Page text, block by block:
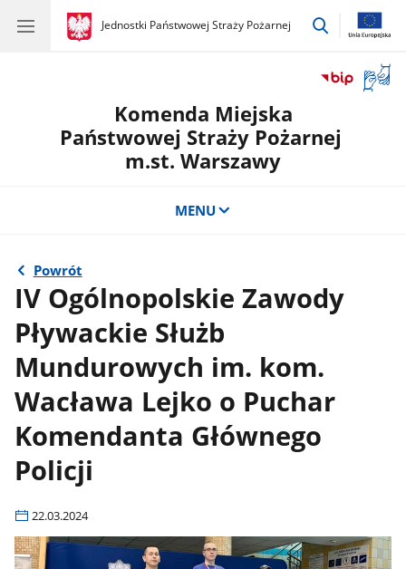
gov.pl
Jednostki Państwowej Straży Pożarnej
gov.pl
Jednostki
przejdź
okno
Komenda Miejska
Państwowej Straży Pożarnej
m.st. Warszawy
MENU
Powrót
IV Ogólnopolskie Zawody
Pływackie Służb
Mundurowych im. kom.
Wacława Lejko o Puchar
Komendanta Głównego
Policji
22.03.2024